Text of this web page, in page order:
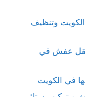
وتنظيف
نقل عفش في
في الكويت